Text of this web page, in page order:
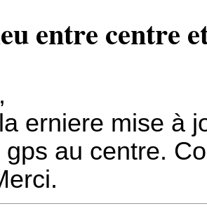
entre centre
erniere mise à
gps au centre.